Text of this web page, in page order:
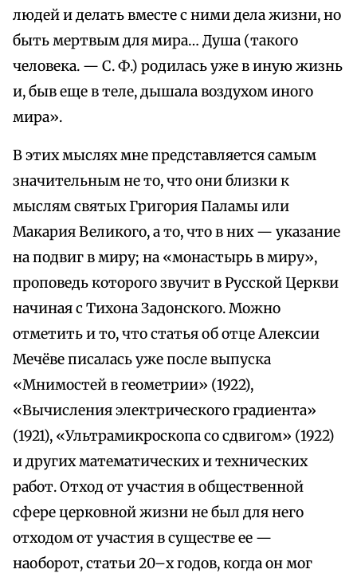
людей и делать вместе с ними дела жизни, но
быть мертвым для мира… Душа (такого
человека. — С. Ф.) родилась уже в иную жизнь
и, быв еще в теле, дышала воздухом иного
мира».
В этих мыслях мне представляется самым
значительным не то, что они близки к
мыслям святых Григория Паламы или
Макария Великого, а то, что в них — указание
на подвиг в миру; на «монастырь в миру»,
проповедь которого звучит в Русской Церкви
начиная с Тихона Задонского. Можно
отметить и то, что статья об отце Алексии
Мечёве писалась уже после выпуска
«Мнимостей в геометрии» (1922),
«Вычисления электрического градиента»
(1921), «Ультрамикроскопа со сдвигом» (1922)
и других математических и технических
работ. Отход от участия в общественной
сфере церковной жизни не был для него
отходом от участия в существе ее —
наоборот, статьи 20–х годов, когда он мог